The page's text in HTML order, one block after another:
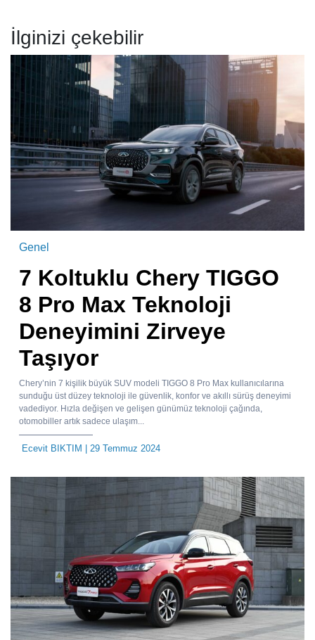
İlginizi çekebilir
Genel
7 Koltuklu Chery TIGGO
8 Pro Max Teknoloji
Deneyimini Zirveye
Taşıyor
Chery’nin 7 kişilik büyük SUV modeli TIGGO 8 Pro Max kullanıcılarına
sunduğu üst düzey teknoloji ile güvenlik, konfor ve akıllı sürüş deneyimi
vadediyor. Hızla değişen ve gelişen günümüz teknoloji çağında,
otomobiller artık sadece ulaşım...
Ecevit BIKTIM | 29 Temmuz 2024